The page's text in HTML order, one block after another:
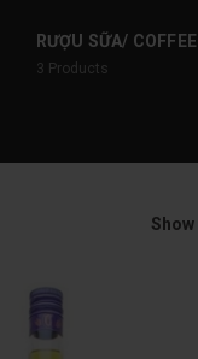
RƯỢU SỮA/ COFFEE
3 Products
Show